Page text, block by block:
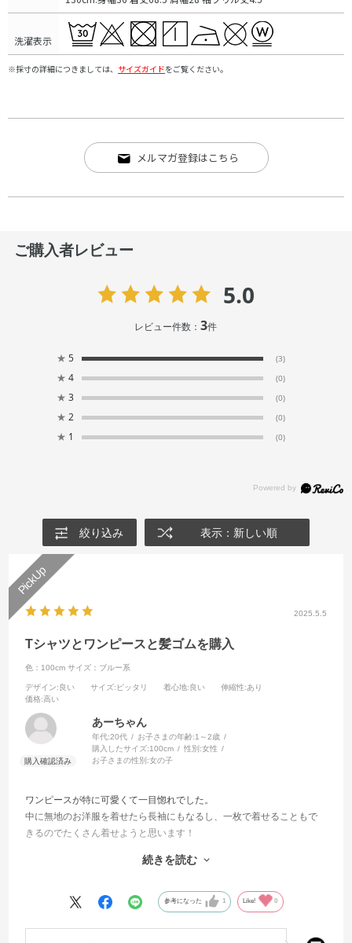
洗濯表示
※採寸の詳細につきましては、 サイズガイドをご覧ください。
メルマガ登録はこちら
ご購入者レビュー
5.0
レビュー件数：3件
★ 5 (3)
★ 4 (0)
★ 3 (0)
★ 2 (0)
★ 1 (0)
絞り込み 表示：新しい順
2025.5.5
Tシャツとワンピースと髪ゴムを購入
色：100cm サイズ：ブルー系
デザイン:良い サイズ:ピッタリ 着心地:良い 伸縮性:あり
価格:高い
あーちゃん
年代:20代 お子さまの年齢:1～2歳
購入したサイズ:100cm 性別:女性
お子さまの性別:女の子
ワンピースが特に可愛くて一目惚れでした。
中に無地のお洋服を着せたら長袖にもなるし、一枚で着せることもで
きるのでたくさん着せようと思います！
ら使おうかなと思います！
続きを読む
参考になった 1 Like! 0